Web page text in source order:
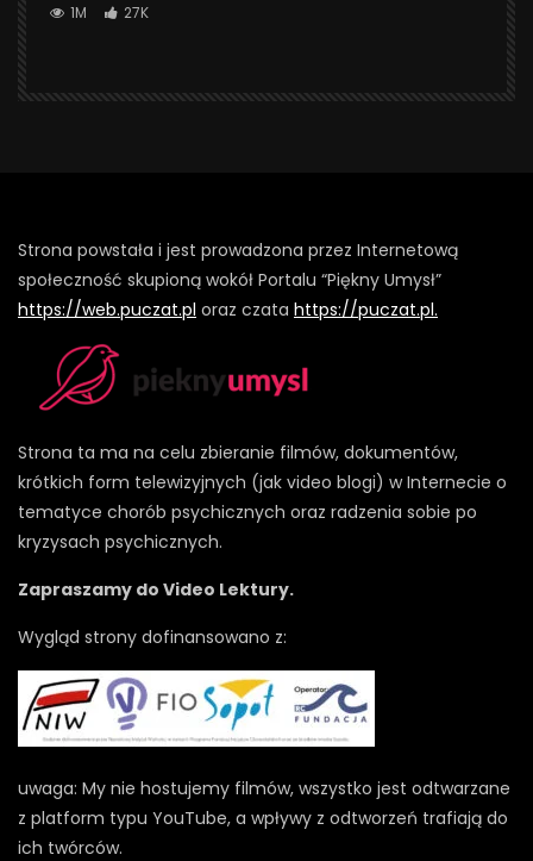
1M 27K
Strona powstała i jest prowadzona przez Internetową
społeczność skupioną wokół Portalu “Piękny Umysł”
https://web.puczat.pl oraz czata https://puczat.pl.
Strona ta ma na celu zbieranie filmów, dokumentów,
krótkich form telewizyjnych (jak video blogi) w Internecie o
tematyce chorób psychicznych oraz radzenia sobie po
kryzysach psychicznych.
Zapraszamy do Video Lektury.
Wygląd strony dofinansowano z:
uwaga: My nie hostujemy filmów, wszystko jest odtwarzane
z platform typu YouTube, a wpływy z odtworzeń trafiają do
ich twórców.